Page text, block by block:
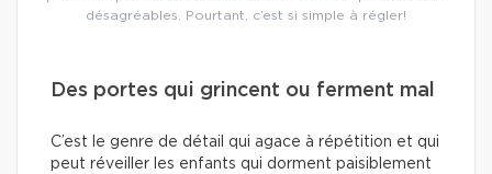
désagréables. Pourtant, c’est si simple à régler!
Des portes qui grincent ou ferment mal
C’est le genre de détail qui agace à répétition et qui
peut réveiller les enfants qui dorment paisiblement